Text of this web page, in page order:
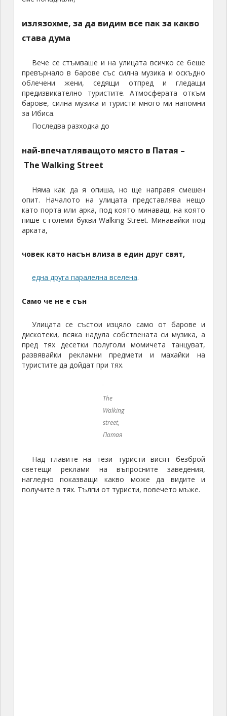
става дума
превърнало в барове със силна музика и оскъдно
облечени жени, седящи отпред и гледащи
предизвикателно туристите. Атмосферата откъм
барове, силна музика и туристи много ми напомни
за Ибиса.
Последва разходка до
The Walking Street
опит. Началото на улицата представлява нещо
като порта или арка, под която минаваш, на която
пише с големи букви Walking Street. Минавайки под
арката,
дискотеки, всяка надула собствената си музика, а
пред тях десетки полуголи момичета танцуват,
развявайки рекламни предмети и махайки на
туристите да дойдат при тях.
Walking
street,
Патая
светещи реклами на въпросните заведения,
нагледно показващи какво може да видите и
получите в тях. Тълпи от туристи, повечето мъже.